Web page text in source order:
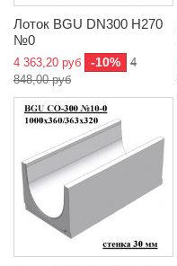
Лоток BGU DN300 H270
№0
4 363,20 руб -10%
4
848,00 руб